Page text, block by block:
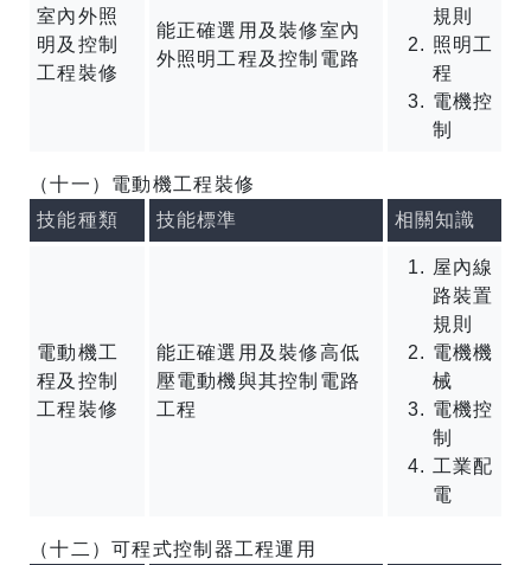
室內外照
明及控制
工程裝修
能正確選用及裝修室內
外照明工程及控制電路
規則
照明工
程
電機控
制
（十一）電動機工程裝修
技能種類
技能標準 相關知識
電動機工
程及控制
工程裝修
能正確選用及裝修高低
壓電動機與其控制電路
工程
屋內線
路裝置
規則
電機機
械
電機控
制
工業配
電
（十二）可程式控制器工程運用